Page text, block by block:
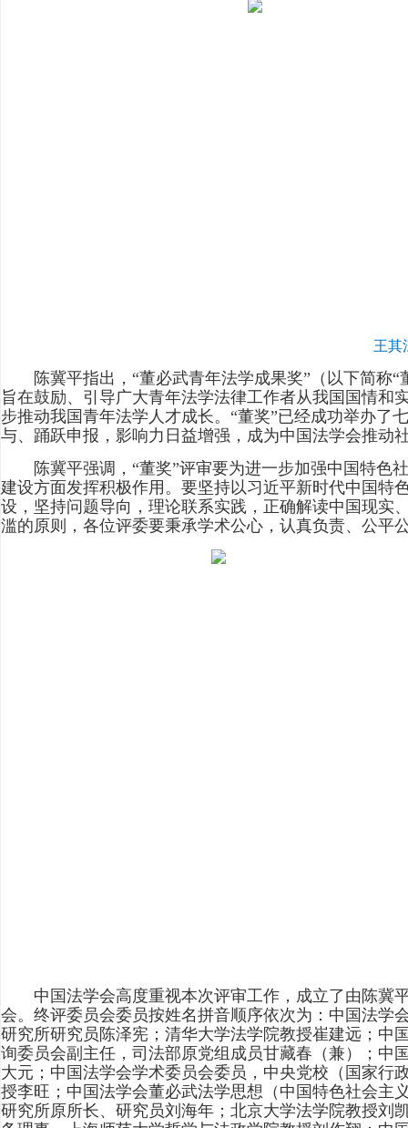
王其
陈冀平指出，“董必武青年法学成果奖”（以下简称“
旨在鼓励、引导广大青年法学法律工作者从我国国情和
步推动我国青年法学人才成长。“董奖”已经成功举办了
与、踊跃申报，影响力日益增强，成为中国法学会推动
陈冀平强调，“董奖”评审要为进一步加强中国特色
建设方面发挥积极作用。要坚持以习近平新时代中国特
设，坚持问题导向，理论联系实践，正确解读中国现实
滥的原则，各位评委要秉承学术公心，认真负责、公平
中国法学会高度重视本次评审工作，成立了由陈冀
会。终评委员会委员按姓名拼音顺序依次为：中国法学
研究所研究员陈泽宪；清华大学法学院教授崔建远；中
询委员会副主任，司法部原党组成员甘藏春（兼）；中
大元；中国法学会学术委员会委员，中央党校（国家行
授李旺；中国法学会董必武法学思想（中国特色社会主
研究所原所长、研究员刘海年；北京大学法学院教授刘